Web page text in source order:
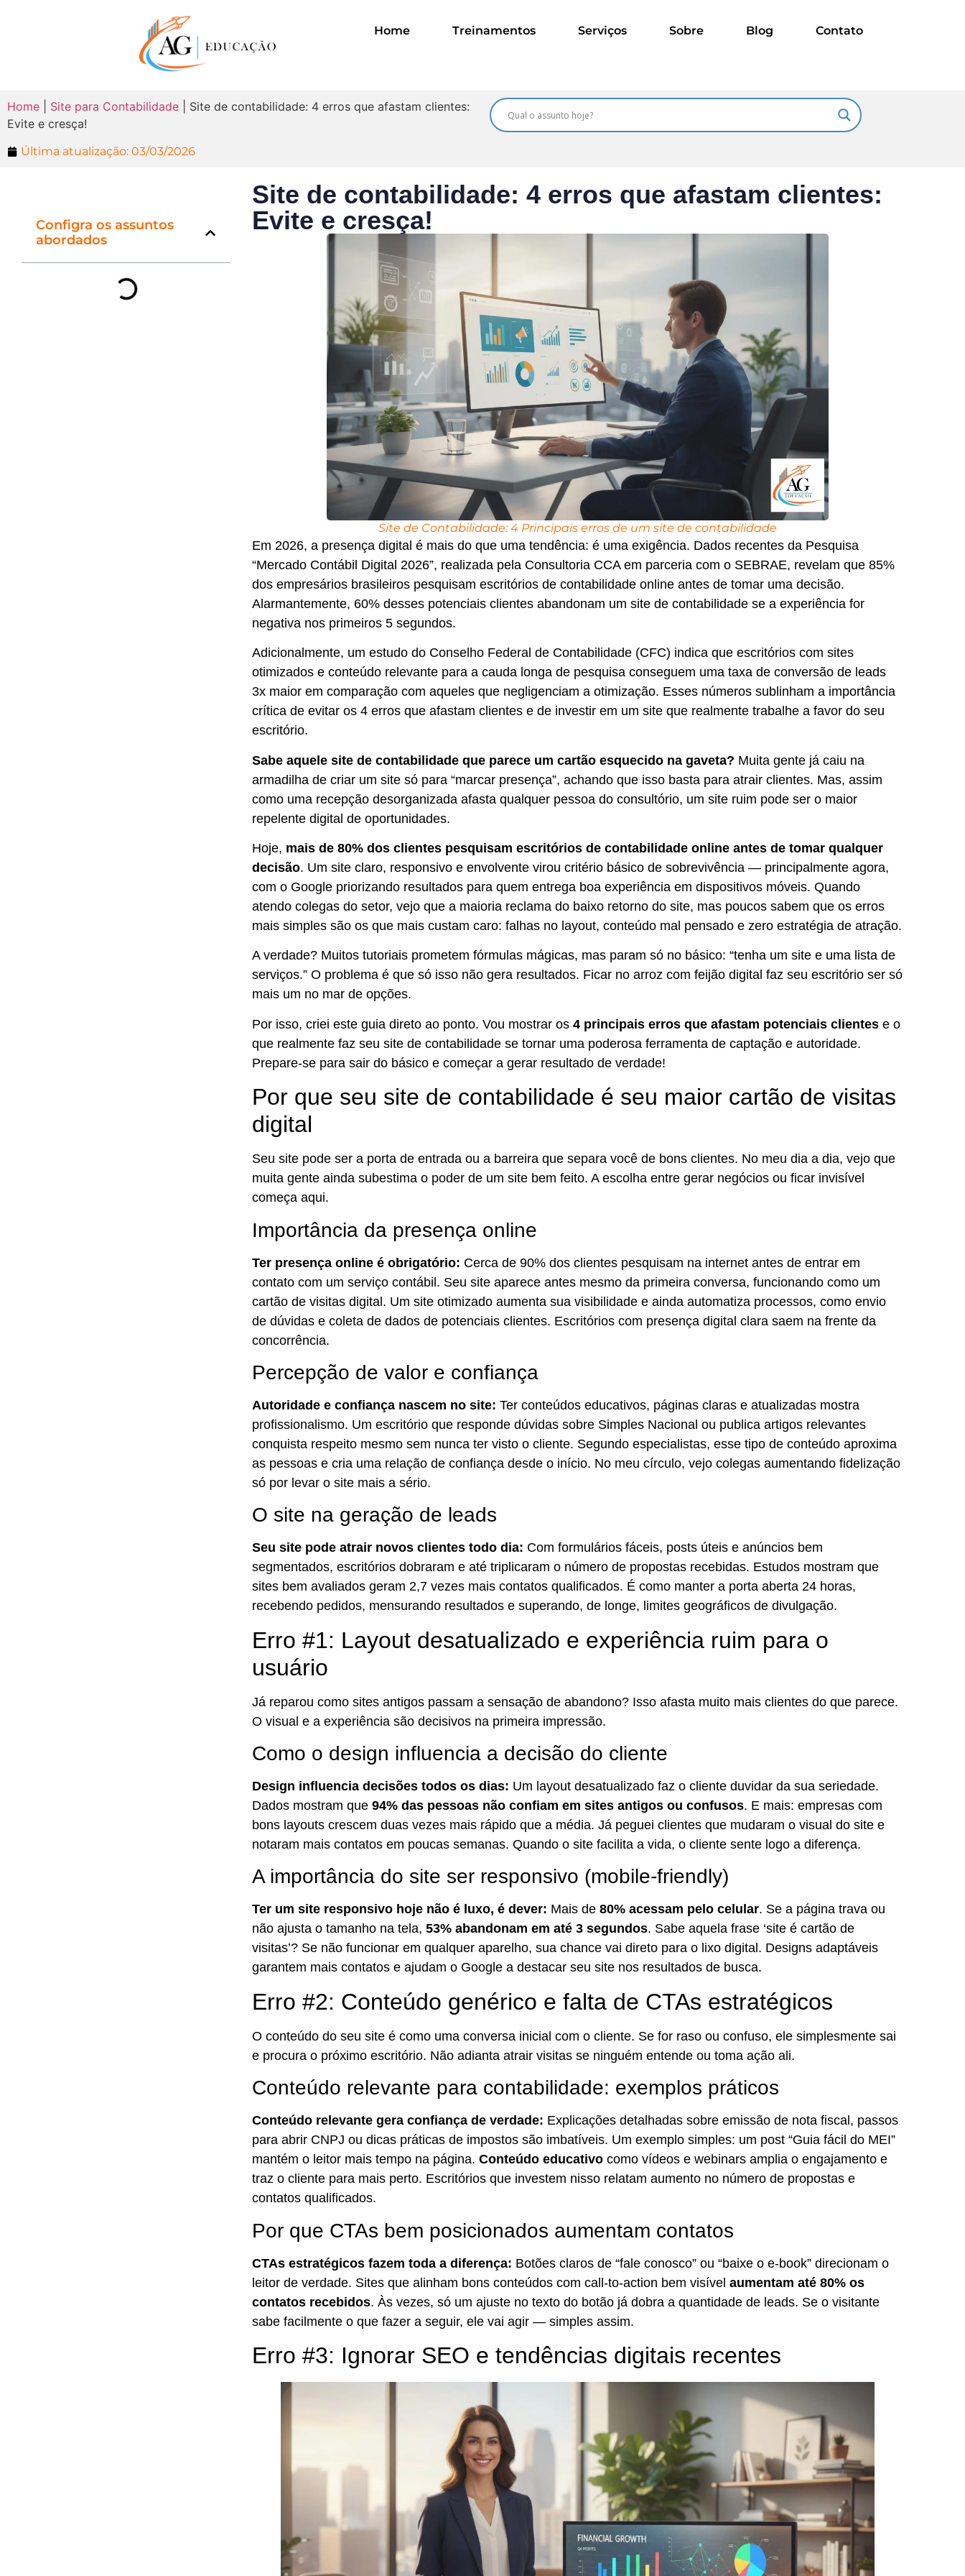
Home Treinamentos Serviços Sobre Blog Contato
Home Site para Contabilidade
Site de contabilidade: 4 erros que afastam clientes:
Evite e cresça!
Última atualização: 03/03/2026
Configra os assuntos
abordados
Site de contabilidade: 4 erros que afastam clientes:
Evite e cresça!
Site de Contabilidade: 4 Principais erros de um site de contabilidade
Em 2026, a presença digital é mais do que uma tendência: é uma exigência. Dados recentes da Pesquisa
“Mercado Contábil Digital 2026”, realizada pela Consultoria CCA em parceria com o SEBRAE, revelam que 85%
dos empresários brasileiros pesquisam escritórios de contabilidade online antes de tomar uma decisão.
Alarmantemente, 60% desses potenciais clientes abandonam um site de contabilidade se a experiência for
negativa nos primeiros 5 segundos.
Adicionalmente, um estudo do Conselho Federal de Contabilidade (CFC) indica que escritórios com sites
otimizados e conteúdo relevante para a cauda longa de pesquisa conseguem uma taxa de conversão de leads
3x maior em comparação com aqueles que negligenciam a otimização. Esses números sublinham a importância
crítica de evitar os 4 erros que afastam clientes e de investir em um site que realmente trabalhe a favor do seu
escritório.
Sabe aquele site de contabilidade que parece um cartão esquecido na gaveta? Muita gente já caiu na
armadilha de criar um site só para “marcar presença”, achando que isso basta para atrair clientes. Mas, assim
como uma recepção desorganizada afasta qualquer pessoa do consultório, um site ruim pode ser o maior
repelente digital de oportunidades.
Hoje, mais de 80% dos clientes pesquisam escritórios de contabilidade online antes de tomar qualquer
decisão. Um site claro, responsivo e envolvente virou critério básico de sobrevivência — principalmente agora,
com o Google priorizando resultados para quem entrega boa experiência em dispositivos móveis. Quando
atendo colegas do setor, vejo que a maioria reclama do baixo retorno do site, mas poucos sabem que os erros
mais simples são os que mais custam caro: falhas no layout, conteúdo mal pensado e zero estratégia de atração.
A verdade? Muitos tutoriais prometem fórmulas mágicas, mas param só no básico: “tenha um site e uma lista de
serviços.” O problema é que só isso não gera resultados. Ficar no arroz com feijão digital faz seu escritório ser só
mais um no mar de opções.
Por isso, criei este guia direto ao ponto. Vou mostrar os 4 principais erros que afastam potenciais clientes e o
que realmente faz seu site de contabilidade se tornar uma poderosa ferramenta de captação e autoridade.
Prepare-se para sair do básico e começar a gerar resultado de verdade!
Por que seu site de contabilidade é seu maior cartão de visitas
digital
Seu site pode ser a porta de entrada ou a barreira que separa você de bons clientes. No meu dia a dia, vejo que
muita gente ainda subestima o poder de um site bem feito. A escolha entre gerar negócios ou ficar invisível
começa aqui.
Importância da presença online
Ter presença online é obrigatório: Cerca de 90% dos clientes pesquisam na internet antes de entrar em
contato com um serviço contábil. Seu site aparece antes mesmo da primeira conversa, funcionando como um
cartão de visitas digital. Um site otimizado aumenta sua visibilidade e ainda automatiza processos, como envio
de dúvidas e coleta de dados de potenciais clientes. Escritórios com presença digital clara saem na frente da
concorrência.
Percepção de valor e confiança
Autoridade e confiança nascem no site: Ter conteúdos educativos, páginas claras e atualizadas mostra
profissionalismo. Um escritório que responde dúvidas sobre Simples Nacional ou publica artigos relevantes
conquista respeito mesmo sem nunca ter visto o cliente. Segundo especialistas, esse tipo de conteúdo aproxima
as pessoas e cria uma relação de confiança desde o início. No meu círculo, vejo colegas aumentando fidelização
só por levar o site mais a sério.
O site na geração de leads
Seu site pode atrair novos clientes todo dia: Com formulários fáceis, posts úteis e anúncios bem
segmentados, escritórios dobraram e até triplicaram o número de propostas recebidas. Estudos mostram que
sites bem avaliados geram 2,7 vezes mais contatos qualificados. É como manter a porta aberta 24 horas,
recebendo pedidos, mensurando resultados e superando, de longe, limites geográficos de divulgação.
Erro #1: Layout desatualizado e experiência ruim para o
usuário
Já reparou como sites antigos passam a sensação de abandono? Isso afasta muito mais clientes do que parece.
O visual e a experiência são decisivos na primeira impressão.
Como o design influencia a decisão do cliente
Design influencia decisões todos os dias: Um layout desatualizado faz o cliente duvidar da sua seriedade.
Dados mostram que 94% das pessoas não confiam em sites antigos ou confusos. E mais: empresas com
bons layouts crescem duas vezes mais rápido que a média. Já peguei clientes que mudaram o visual do site e
notaram mais contatos em poucas semanas. Quando o site facilita a vida, o cliente sente logo a diferença.
A importância do site ser responsivo (mobile-friendly)
Ter um site responsivo hoje não é luxo, é dever: Mais de 80% acessam pelo celular. Se a página trava ou
não ajusta o tamanho na tela, 53% abandonam em até 3 segundos. Sabe aquela frase ‘site é cartão de
visitas’? Se não funcionar em qualquer aparelho, sua chance vai direto para o lixo digital. Designs adaptáveis
garantem mais contatos e ajudam o Google a destacar seu site nos resultados de busca.
Erro #2: Conteúdo genérico e falta de CTAs estratégicos
O conteúdo do seu site é como uma conversa inicial com o cliente. Se for raso ou confuso, ele simplesmente sai
e procura o próximo escritório. Não adianta atrair visitas se ninguém entende ou toma ação ali.
Conteúdo relevante para contabilidade: exemplos práticos
Conteúdo relevante gera confiança de verdade: Explicações detalhadas sobre emissão de nota fiscal, passos
para abrir CNPJ ou dicas práticas de impostos são imbatíveis. Um exemplo simples: um post “Guia fácil do MEI”
mantém o leitor mais tempo na página. Conteúdo educativo como vídeos e webinars amplia o engajamento e
traz o cliente para mais perto. Escritórios que investem nisso relatam aumento no número de propostas e
contatos qualificados.
Por que CTAs bem posicionados aumentam contatos
CTAs estratégicos fazem toda a diferença: Botões claros de “fale conosco” ou “baixe o e-book” direcionam o
leitor de verdade. Sites que alinham bons conteúdos com call-to-action bem visível aumentam até 80% os
contatos recebidos. Às vezes, só um ajuste no texto do botão já dobra a quantidade de leads. Se o visitante
sabe facilmente o que fazer a seguir, ele vai agir — simples assim.
Erro #3: Ignorar SEO e tendências digitais recentes